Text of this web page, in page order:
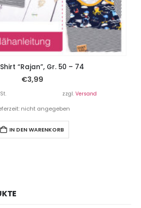
“Rajan”, Gr. 50 – 74
€3,99
zzgl. Versand
nicht angegeben
IN DEN WARENKORB